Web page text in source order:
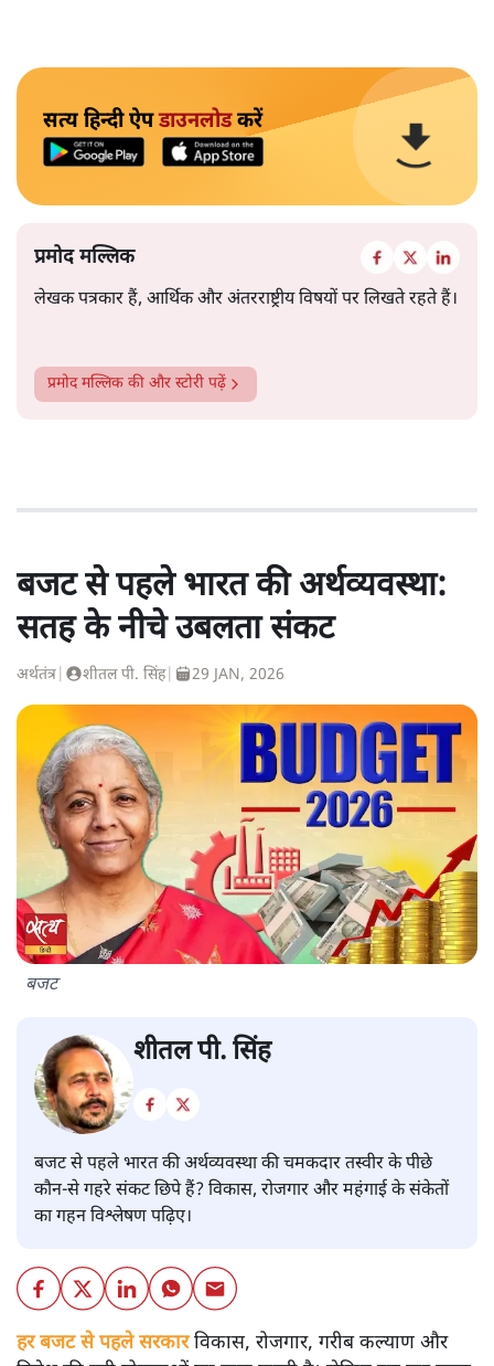
सत्य हिन्दी ऐपडाउनलोडकरें
प्रमोद मल्लिक
लेखक पत्रकार हैं, आर्थिक और अंतरराष्ट्रीय विषयों पर लिखते रहते हैं।
प्रमोद मल्लिक की और स्टोरी पढ़ें
बजट से पहले भारत की अर्थव्यवस्था:
सतह के नीचे उबलता संकट
अर्थतंत्र शीतल पी. सिंह| 29 JAN, 2026
बजट
शीतल पी. सिंह
बजट से पहले भारत की अर्थव्यवस्था की चमकदार तस्वीर के पीछे
कौन-से गहरे संकट छिपे हैं? विकास, रोजगार और महंगाई के संकेतों
का गहन विश्लेषण पढ़िए।
हर बजट से पहले सरकारविकास, रोजगार, गरीब कल्याण और